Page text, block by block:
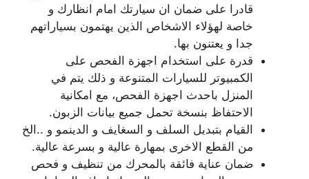
قادرا على ضمان ان سيارتك امام انظارك و
خاصة لهؤلاء الاشخاص الذين يهتمون بسياراتهم
جدا و يعتنون بها.
قدرة على استخدام اجهزة الفحص على
الكمبيوتر للسيارات المتنوعة و ذلك يتم في
المنزل باحدث اجهزة الفحص، مع امكانية
الاحتفاظ بنسخة تحمل جميع بيانات الزبون.
القيام بتبديل السلف و السغايف و الدينمو و ..الخ
من القطع الاخرى بمهارة عالية و بسرعة عالية.
ضمان عناية فائقة بالمحرك من تنظيف و فحص